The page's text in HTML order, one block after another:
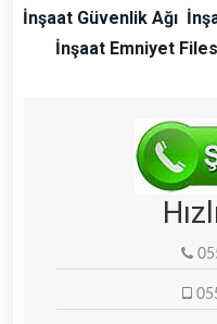
İnşaat Güvenlik Ağı
İnşaat Emniyet